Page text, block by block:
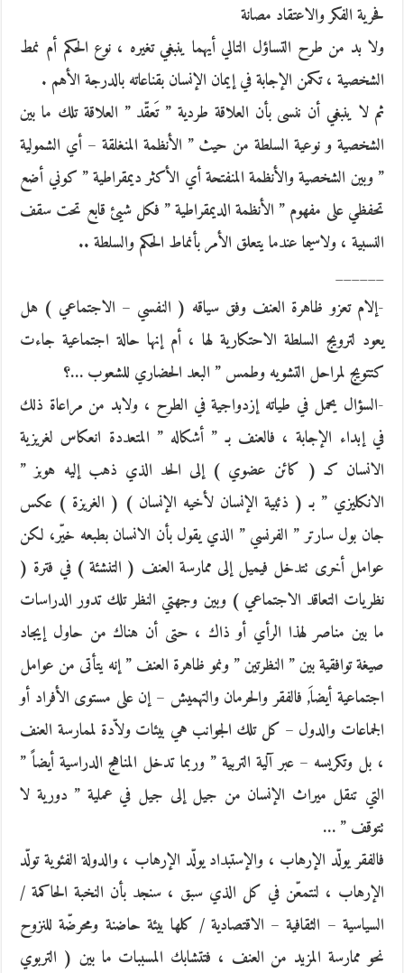
فحرية الفكر والاعتقاد مصانة
ولا بد من طرح التساؤل التالي أيهما ينبغي تغيره ، نوع الحكم أم نمط
الشخصية ، تكمن الإجابة في إيمان الإنسان بقناعاته بالدرجة الأهم .
ثم لا ينبغي أن ننسى بأن العلاقة طردية ” تَعقّد ” العلاقة تلك ما بين
الشخصية و نوعية السلطة من حيث ” الأنظمة المنغلقة – أي الشمولية
” وبين الشخصية والأنظمة المنفتحة أي الأكثر ديمقراطية ” كوني أضع
تحفظي على مفهوم ” الأنظمة الديمقراطية ” فكل شيئ قابع تحت سقف
النسبية ، ولاسيما عندما يتعلق الأمر بأنماط الحكم والسلطة ..
______
-إلام تعزو ظاهرة العنف وفق سياقه ( النفسي – الاجتماعي ) هل
يعود لترويج السلطة الاحتكارية لها ، أم إنها حالة اجتماعية جاءت
كتتويج لمراحل التشويه وطمس ” البعد الحضاري للشعوب …؟
-السؤال يحمل في طياته إزدواجية في الطرح ، ولابد من مراعاة ذلك
في إبداء الإجابة ، فالعنف بـ ” أشكاله ” المتعددة انعكاس لغريزية
الانسان كـ ( كائن عضوي ) إلى الحد الذي ذهب إليه هوبز ”
الانكليزي ” بـ ( ذئبية الإنسان لأخيه الإنسان ) ( الغريزة ) عكس
جان بول سارتر ” الفرنسي ” الذي يقول بأن الانسان بطبعه خيّر، لكن
عوامل أخرى تتدخل فيميل إلى ممارسة العنف ( التنشئة ) في فترة (
نظريات التعاقد الاجتماعي ) وبين وجهتي النظر تلك تدور الدراسات
ما بين مناصر لهذا الرأي أو ذاك ، حتى أن هناك من حاول إيجاد
صيغة توافقية بين ” النظرتين ” ونمو ظاهرة العنف ” إنه يتأتى من عوامل
اجتماعية أيضاَ, فالفقر والحرمان والتهميش – إن على مستوى الأفراد أو
الجماعات والدول – كل تلك الجوانب هي بيئات ولاّدة لممارسة العنف
، بل وتكريسه – عبر آلية التربية ” وربما تدخل المناهج الدراسية أيضاً ”
التي تنقل ميراث الإنسان من جيل إلى جيل في عملية ” دورية لا
تتوقف ” …
فالفقر يولّد الإرهاب ، والإستبداد يولّد الإرهاب ، والدولة الفئوية تولّد
الإرهاب ، لنتمعّن في كل الذي سبق ، سنجد بأن النخبة الحاكمة /
السياسية – الثقافية – الاقتصادية / كلها بيئة حاضنة ومحرضّة للنزوح
نحو ممارسة المزيد من العنف ، فتتشابك المسببات ما بين ( التربوي